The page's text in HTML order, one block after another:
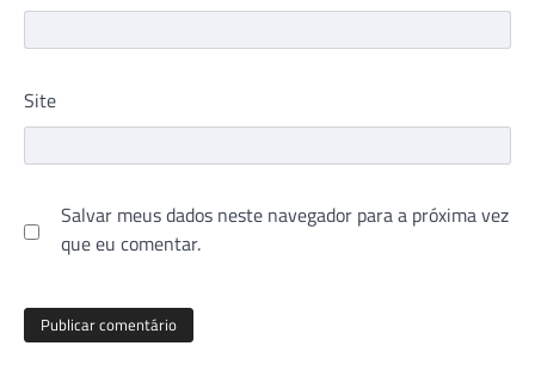
Site
Salvar meus dados neste navegador para a próxima vez
que eu comentar.